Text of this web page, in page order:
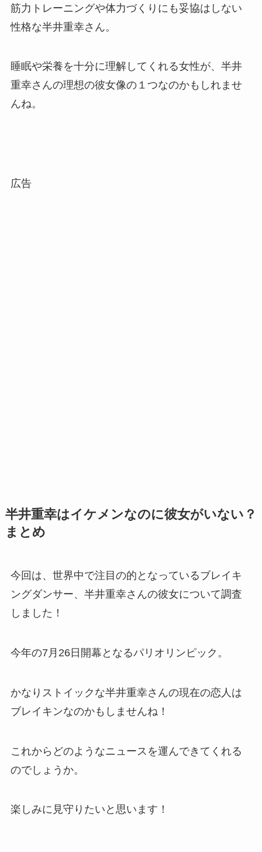
筋力トレーニングや体力づくりにも妥協はしない
性格な半井重幸さん。
睡眠や栄養を十分に理解してくれる女性が、半井
重幸さんの理想の彼女像の１つなのかもしれませ
んね。
広告
半井重幸はイケメンなのに彼女がいない？
まとめ
今回は、世界中で注目の的となっているブレイキ
ングダンサー、半井重幸さんの彼女について調査
しました！
今年の7月26日開幕となるパリオリンピック。
かなりストイックな半井重幸さんの現在の恋人は
ブレイキンなのかもしませんね！
これからどのようなニュースを運んできてくれる
のでしょうか。
楽しみに見守りたいと思います！